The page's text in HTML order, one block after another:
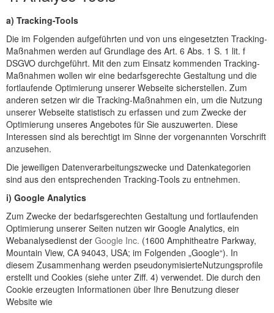
a) Tracking-Tools
Die im Folgenden aufgeführten und von uns eingesetzten Tracking-
Maßnahmen werden auf Grundlage des Art. 6 Abs. 1 S. 1 lit. f
DSGVO durchgeführt. Mit den zum Einsatz kommenden Tracking-
Maßnahmen wollen wir eine bedarfsgerechte Gestaltung und die
fortlaufende Optimierung unserer Webseite sicherstellen. Zum
anderen setzen wir die Tracking-Maßnahmen ein, um die Nutzung
unserer Webseite statistisch zu erfassen und zum Zwecke der
Optimierung unseres Angebotes für Sie auszuwerten. Diese
Interessen sind als berechtigt im Sinne der vorgenannten Vorschrift
anzusehen.
Die jeweiligen Datenverarbeitungszwecke und Datenkategorien
sind aus den entsprechenden Tracking-Tools zu entnehmen.
i) Google Analytics
Zum Zwecke der bedarfsgerechten Gestaltung und fortlaufenden
Optimierung unserer Seiten nutzen wir Google Analytics, ein
Webanalysedienst der Google Inc. (1600 Amphitheatre Parkway,
Mountain View, CA 94043, USA; im Folgenden „Google“). In
diesem Zusammenhang werden pseudonymisierteNutzungsprofile
erstellt und Cookies (siehe unter Ziff. 4) verwendet. Die durch den
Cookie erzeugten Informationen über Ihre Benutzung dieser
Website wie